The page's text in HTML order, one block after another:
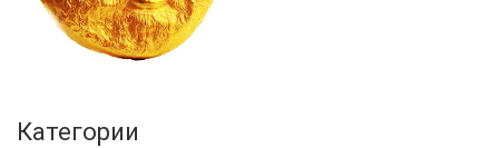
Категории